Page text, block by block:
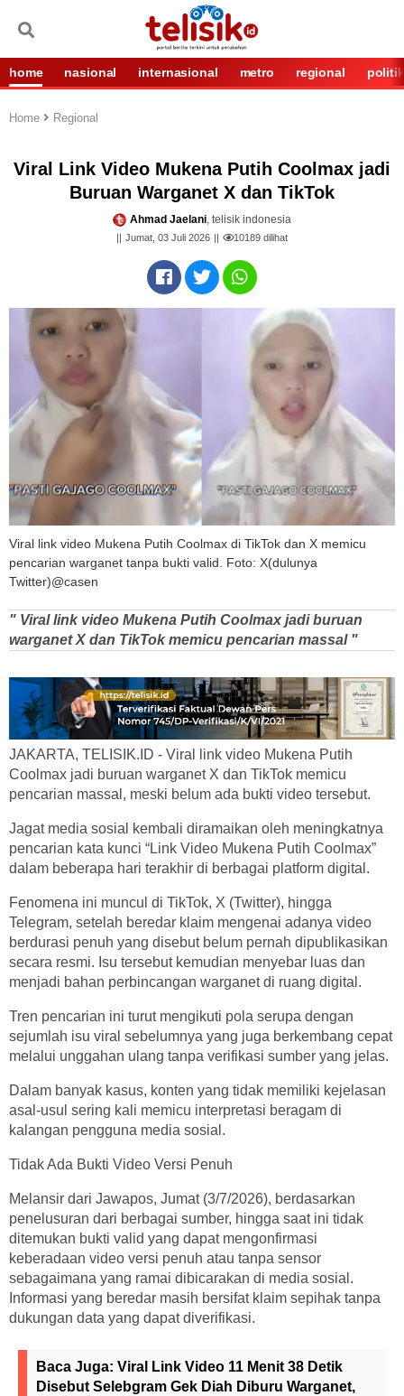
home nasional internasional metro regional politik
Home Regional
Viral Link Video Mukena Putih Coolmax jadi
Buruan Warganet X dan TikTok
Ahmad Jaelani, telisik indonesia
Jumat, 03 Juli 2026 10189 dilihat
Viral link video Mukena Putih Coolmax di TikTok dan X memicu
pencarian warganet tanpa bukti valid. Foto: X(dulunya
Twitter)@casen
" Viral link video Mukena Putih Coolmax jadi buruan
warganet X dan TikTok memicu pencarian massal "
JAKARTA, TELISIK.ID - Viral link video Mukena Putih
Coolmax jadi buruan warganet X dan TikTok memicu
pencarian massal, meski belum ada bukti video tersebut.
Jagat media sosial kembali diramaikan oleh meningkatnya
pencarian kata kunci “Link Video Mukena Putih Coolmax”
dalam beberapa hari terakhir di berbagai platform digital.
Fenomena ini muncul di TikTok, X (Twitter), hingga
Telegram, setelah beredar klaim mengenai adanya video
berdurasi penuh yang disebut belum pernah dipublikasikan
secara resmi. Isu tersebut kemudian menyebar luas dan
menjadi bahan perbincangan warganet di ruang digital.
Tren pencarian ini turut mengikuti pola serupa dengan
sejumlah isu viral sebelumnya yang juga berkembang cepat
melalui unggahan ulang tanpa verifikasi sumber yang jelas.
Dalam banyak kasus, konten yang tidak memiliki kejelasan
asal-usul sering kali memicu interpretasi beragam di
kalangan pengguna media sosial.
Tidak Ada Bukti Video Versi Penuh
Melansir dari Jawapos, Jumat (3/7/2026), berdasarkan
penelusuran dari berbagai sumber, hingga saat ini tidak
ditemukan bukti valid yang dapat mengonfirmasi
keberadaan video versi penuh atau tanpa sensor
sebagaimana yang ramai dibicarakan di media sosial.
Informasi yang beredar masih bersifat klaim sepihak tanpa
dukungan data yang dapat diverifikasi.
Baca Juga: Viral Link Video 11 Menit 38 Detik
Disebut Selebgram Gek Diah Diburu Warganet,